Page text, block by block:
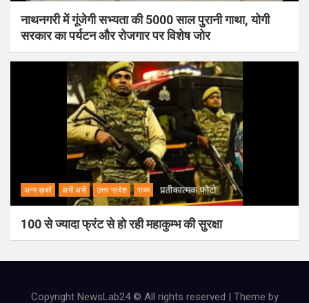
नाथनगरी में गूंजेगी सभ्यता की 5000 साल पुरानी गाथा, योगी
सरकार का पर्यटन और रोजगार पर विशेष जोर
अन्य ख़बरें अभी अभी उत्तर प्रदेश राज्य
100 से ज्यादा फ्रंट से हो रही महाकुम्भ की सुरक्षा
Copyright NewsLab24 © All rights reserved | Theme by